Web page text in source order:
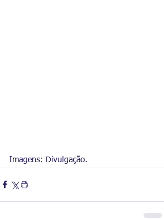
Imagens: Divulgação.